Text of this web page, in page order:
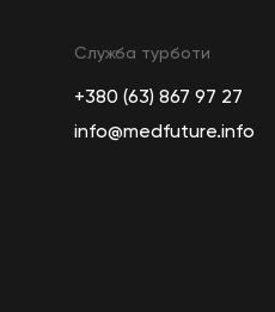
Служба турботи
+380 (63) 867 97 27
info@medfuture.info